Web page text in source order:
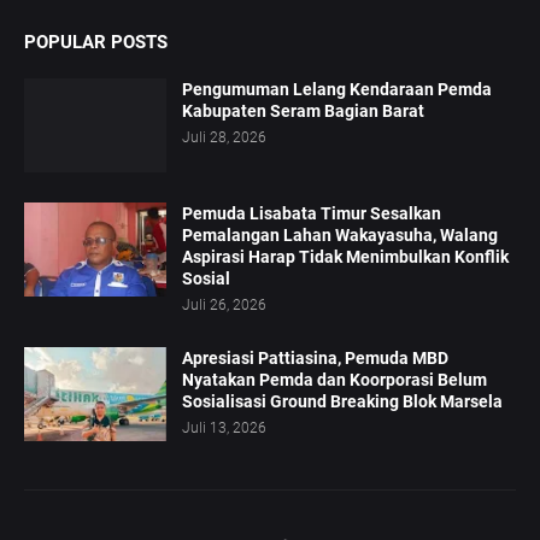
POPULAR POSTS
Pengumuman Lelang Kendaraan Pemda
Kabupaten Seram Bagian Barat
Juli 28, 2026
Pemuda Lisabata Timur Sesalkan
Pemalangan Lahan Wakayasuha, Walang
Aspirasi Harap Tidak Menimbulkan Konflik
Sosial
Juli 26, 2026
Apresiasi Pattiasina, Pemuda MBD
Nyatakan Pemda dan Koorporasi Belum
Sosialisasi Ground Breaking Blok Marsela
Juli 13, 2026